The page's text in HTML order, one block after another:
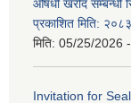
औषधी खरीद सम्बन्धी
प्रकाशित मिति:
मिति: 05/25/2026
Invitation for